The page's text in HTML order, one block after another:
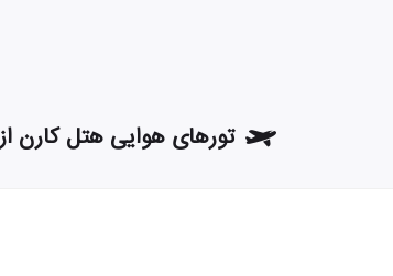
تورهای هوایی هتل کارن